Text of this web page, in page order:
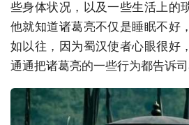
些身体状况，以及一些生活上的
他就知道诸葛亮不仅是睡眠不好
如以往，因为蜀汉使者心眼很好
通通把诸葛亮的一些行为都告诉司